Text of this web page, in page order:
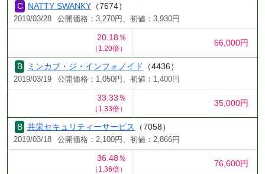
NATTY SWANKY （7674）
2019/03/28 公開価格：3,270円、初値：3,930円
20.18％
（1.20倍）
66,000円
ミンカブ・ジ・インフォノイド （4436）
2019/03/19 公開価格：1,050円、初値：1,400円
33.33％
（1.33倍）
35,000円
共栄セキュリティーサービス （7058）
2019/03/18 公開価格：2,100円、初値：2,866円
36.48％
（1.36倍）
76,600円